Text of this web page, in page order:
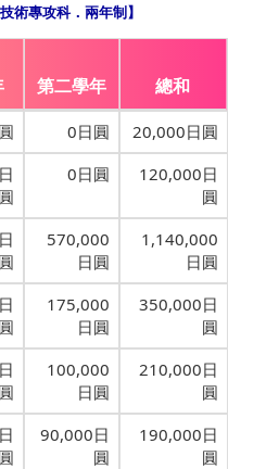
術專攻科．兩年制】
第二學年 總和
0日圓
20,000日圓
圓
0日圓
120,000日
圓
圓
570,000
日圓
1,140,000
日圓
圓
175,000
日圓
350,000日
圓
圓
100,000
日圓
210,000日
圓
圓
90,000日
圓
190,000日
圓